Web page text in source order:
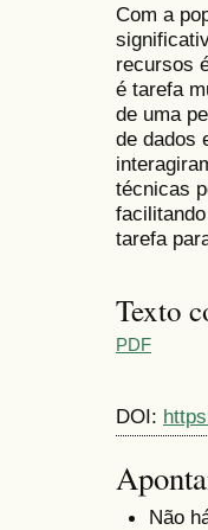
Com a
recursos
é tarefa
de uma
de dados
técnicas
tarefa
Texto
PDF
DOI:
Não